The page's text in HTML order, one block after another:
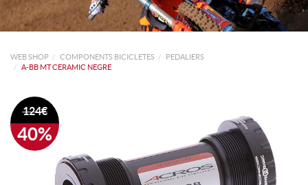
WEB SHOP COMPONENTS BICICLETES
PEDALIERS
A-BB MT CERAMIC NEGRE
124€
40%